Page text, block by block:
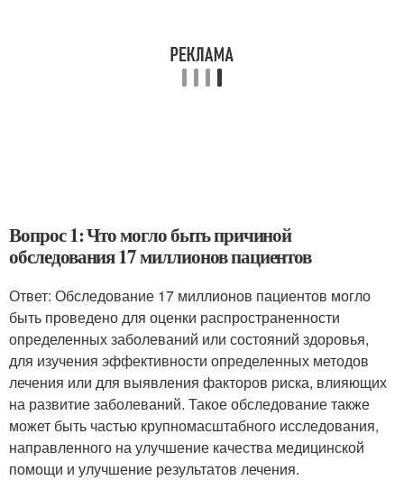
Вопрос 1: Что могло быть причиной
обследования 17 миллионов пациентов
Ответ: Обследование 17 миллионов пациентов могло
быть проведено для оценки распространенности
определенных заболеваний или состояний здоровья,
для изучения эффективности определенных методов
лечения или для выявления факторов риска, влияющих
на развитие заболеваний. Такое обследование также
может быть частью крупномасштабного исследования,
направленного на улучшение качества медицинской
помощи и улучшение результатов лечения.